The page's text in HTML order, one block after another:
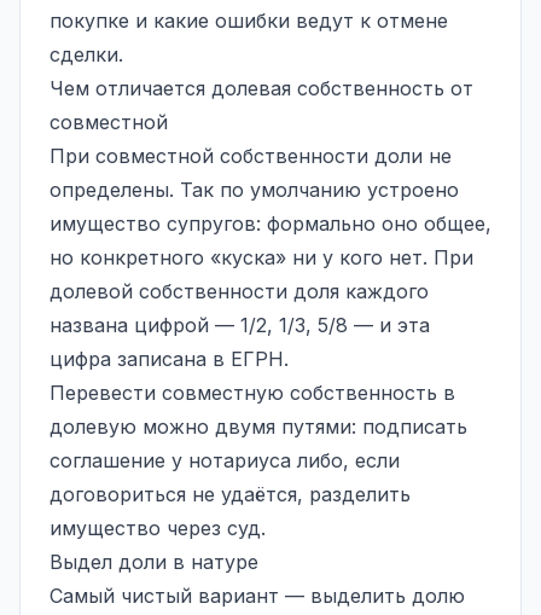
покупке и какие ошибки ведут к отмене
сделки.
Чем отличается долевая собственность от
совместной
При совместной собственности доли не
определены. Так по умолчанию устроено
имущество супругов: формально оно общее,
но конкретного «куска» ни у кого нет. При
долевой собственности доля каждого
названа цифрой — 1/2, 1/3, 5/8 — и эта
цифра записана в ЕГРН.
Перевести совместную собственность в
долевую можно двумя путями: подписать
соглашение у нотариуса либо, если
договориться не удаётся, разделить
имущество через суд.
Выдел доли в натуре
Самый чистый вариант — выделить долю